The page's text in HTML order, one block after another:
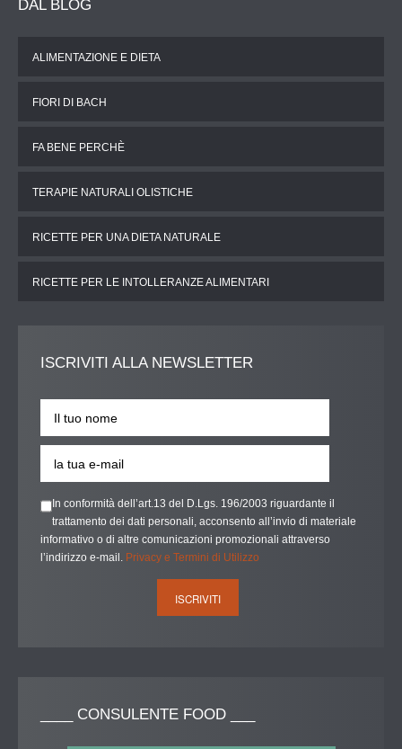
DAL BLOG
ALIMENTAZIONE E DIETA
FIORI DI BACH
FA BENE PERCHÈ
TERAPIE NATURALI OLISTICHE
RICETTE PER UNA DIETA NATURALE
RICETTE PER LE INTOLLERANZE ALIMENTARI
ISCRIVITI ALLA NEWSLETTER
In conformità dell’art.13 del D.Lgs. 196/2003 riguardante il
trattamento dei dati personali, acconsento all’invio di materiale
informativo o di altre comunicazioni promozionali attraverso
l’indirizzo e-mail. Privacy e Termini di Utilizzo
CONSULENTE FOOD ___